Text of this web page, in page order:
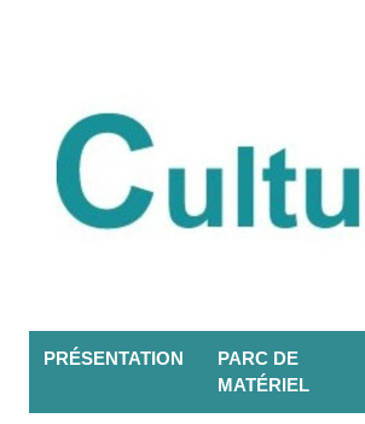
PRÉSENTATION
PARC DE
MATÉRIEL